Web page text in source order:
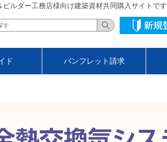
ルダー工務店様向け建築資材共同購入サイトです
ド パンフレット請求